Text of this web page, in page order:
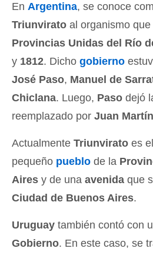
En Argentina, se conoce
Triunvirato al organismo
Provincias Unidas del Río
y 1812. Dicho gobierno
José Paso, Manuel de
Chiclana. Luego, Paso dejó
reemplazado por Juan
Actualmente Triunvirato es
pequeño pueblo de la
Aires y de una avenida que
Ciudad de Buenos Aires.
Uruguay también contó con
Gobierno. En este caso, se